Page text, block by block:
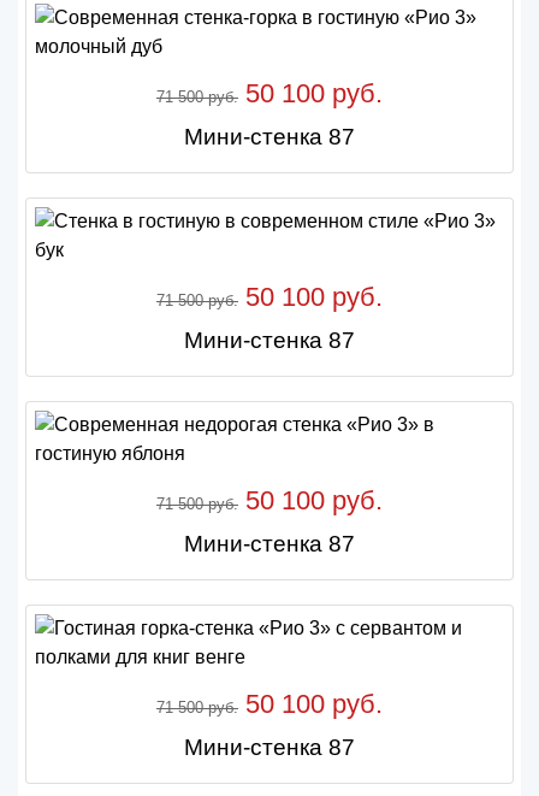
71 500 руб. 50 100 руб.
Мини-стенка 87
71 500 руб. 50 100 руб.
Мини-стенка 87
71 500 руб. 50 100 руб.
Мини-стенка 87
71 500 руб. 50 100 руб.
Мини-стенка 87